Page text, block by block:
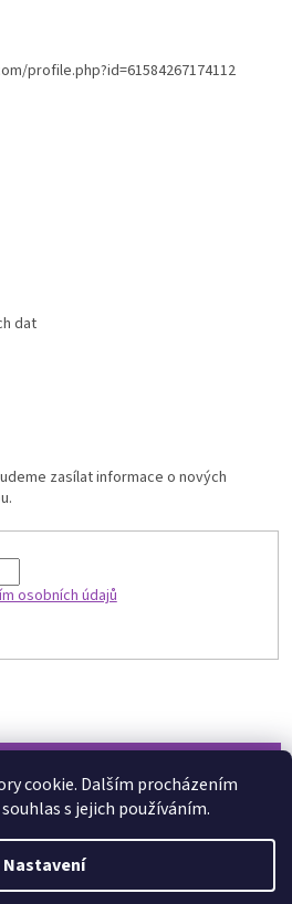
cookie. Dalším procházením
s jejich používáním.
Nastavení
profile.php?id=61584267174112
dat
zasílat informace o nových
osobních údajů
Vytvořil Shoptet